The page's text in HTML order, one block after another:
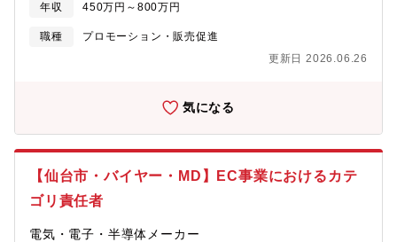
担当するカテゴリ・家電・衛生用品/消耗品・生活雑貨・家具/イン
テリア など■担当する業務・新商品の企画・市場分析/消費者ニ
ーズ分析・販売促進の仕掛け（販促物製作・考案）・店頭販売企
画立案（消費者キャンペーン等）・商談応援（企画書・仕様書作
年収 450万円～800万円
職種
プロモーション・販売促進
更新日 2026.06.26
気になる
【仙台市・バイヤー・MD】EC事業におけるカテ
ゴリ責任者
電気・電子・半導体メーカー